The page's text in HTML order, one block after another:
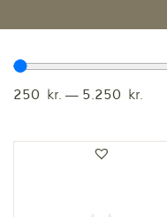
250 kr. — 5.250 kr.